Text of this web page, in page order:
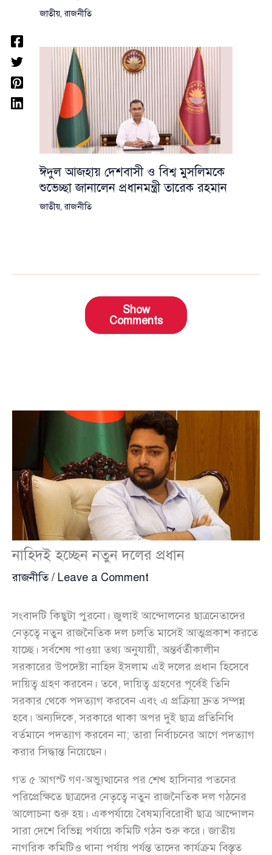
জাতীয়,রাজনীতি
ঈদুল আজহায় দেশবাসী ও বিশ্ব মুসলিমকে
শুভেচ্ছা জানালেন প্রধানমন্ত্রী তারেক রহমান
জাতীয়,রাজনীতি
Show
Comments
নাহিদই হচ্ছেন নতুন দলের প্রধান
রাজনীতি/ Leave a Comment
সংবাদটি কিছুটা পুরনো। জুলাই আন্দোলনের ছাত্রনেতাদের
নেতৃত্বে নতুন রাজনৈতিক দল চলতি মাসেই আত্মপ্রকাশ করতে
যাচ্ছে। সর্বশেষ পাওয়া তথ্য অনুযায়ী, অন্তর্বর্তীকালীন
সরকারের উপদেষ্টা নাহিদ ইসলাম এই দলের প্রধান হিসেবে
দায়িত্ব গ্রহণ করবেন। তবে, দায়িত্ব গ্রহণের পূর্বেই তিনি
সরকার থেকে পদত্যাগ করবেন এবং এ প্রক্রিয়া দ্রুত সম্পন্ন
হবে। অন্যদিকে, সরকারে থাকা অপর দুই ছাত্র প্রতিনিধি
বর্তমানে পদত্যাগ করবেন না; তারা নির্বাচনের আগে পদত্যাগ
করার সিদ্ধান্ত নিয়েছেন।
গত ৫ আগস্ট গণ-অভ্যুত্থানের পর শেখ হাসিনার পতনের
পরিপ্রেক্ষিতে ছাত্রদের নেতৃত্বে নতুন রাজনৈতিক দল গঠনের
আলোচনা শুরু হয়। একপর্যায়ে বৈষম্যবিরোধী ছাত্র আন্দোলন
সারা দেশে বিভিন্ন পর্যায়ে কমিটি গঠন শুরু করে। জাতীয়
নাগরিক কমিটিও থানা পর্যায় পর্যন্ত তাদের কার্যক্রম বিস্তৃত